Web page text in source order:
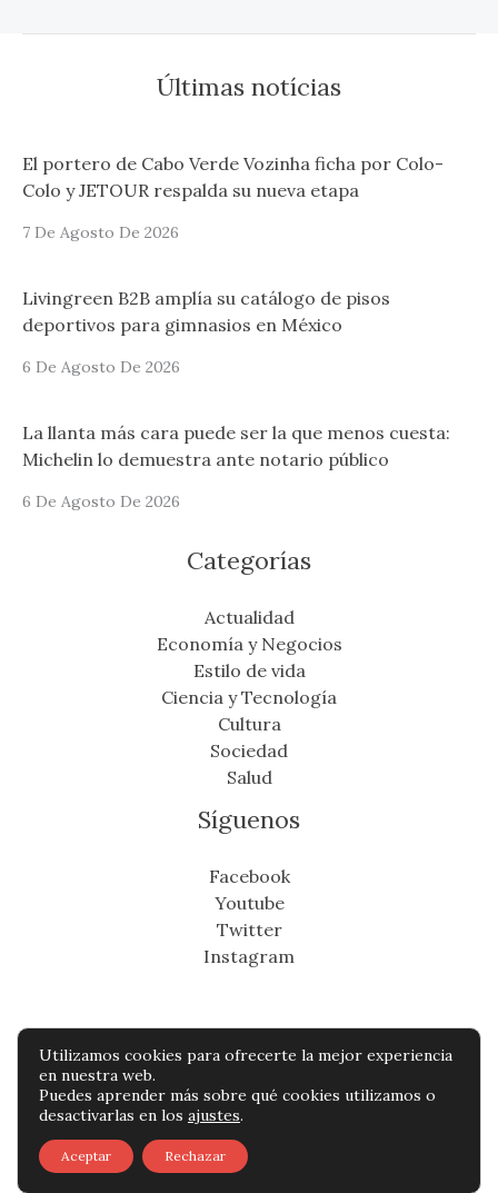
Últimas notícias
El portero de Cabo Verde Vozinha ficha por Colo-
Colo y JETOUR respalda su nueva etapa
7 De Agosto De 2026
Livingreen B2B amplía su catálogo de pisos
deportivos para gimnasios en México
6 De Agosto De 2026
La llanta más cara puede ser la que menos cuesta:
Michelin lo demuestra ante notario público
6 De Agosto De 2026
Categorías
Actualidad
Economía y Negocios
Estilo de vida
Ciencia y Tecnología
Cultura
Sociedad
Salud
Síguenos
Facebook
Youtube
Twitter
Instagram
Copyright © Todos os direitos reservados -
eldistritonoticias.com
Política de privacidad
Contacto
Utilizamos cookies para ofrecerte la mejor experiencia
en nuestra web.
Puedes aprender más sobre qué cookies utilizamos o
desactivarlas en los ajustes.
Aceptar Rechazar